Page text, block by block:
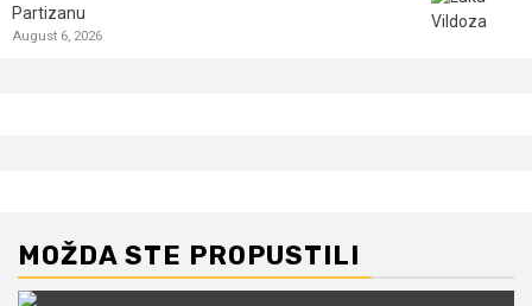
Partizanu
August 6, 2026
MOŽDA STE PROPUSTILI